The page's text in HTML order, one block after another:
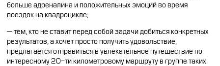
больше адреналина и положительных эмоций во время
поездок на квадроцикле;
— тем, кто не ставит перед собой задачи добиться конкретных
результатов, а хочет просто получить удовольствие,
предлагается отправиться в увлекательное путешествие по
интересному 20-ти километровому маршруту в группе таких